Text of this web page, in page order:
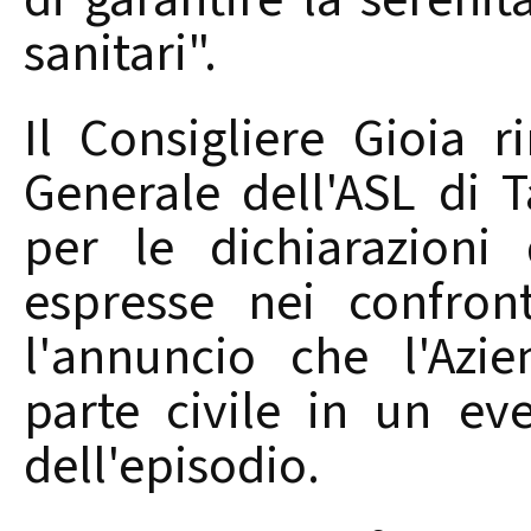
sanitari".
Il Consigliere Gioia
Generale dell'ASL di
per le dichiarazioni
espresse nei
l'annuncio che
parte civile in un
dell'episodio.